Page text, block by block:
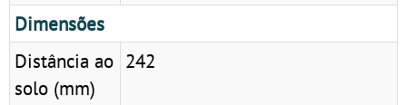
Dimensões
Distância ao
solo (mm)
242